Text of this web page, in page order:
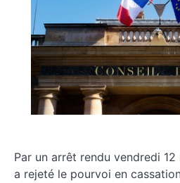
Par un arrêt rendu vendredi 12
a rejeté le pourvoi en